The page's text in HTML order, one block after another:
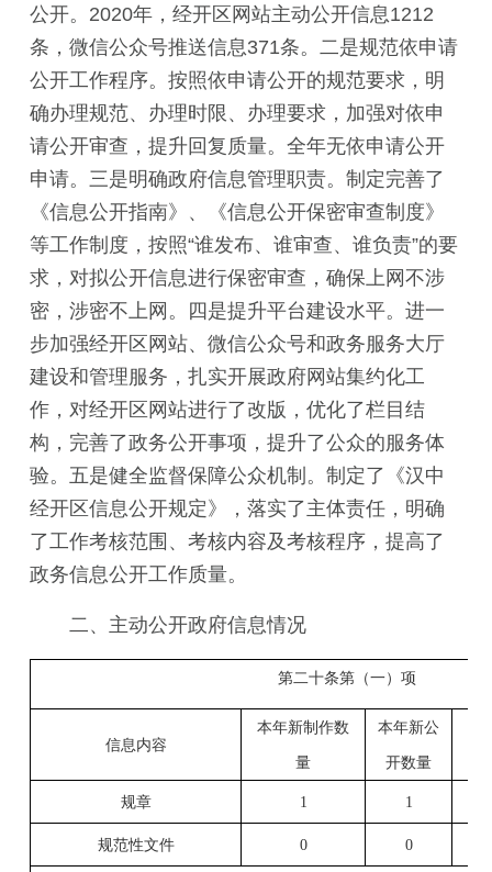
公开。2020年，经开区网站主动公开信息1212
条，微信公众号推送信息371条。二是规范依申请
公开工作程序。按照依申请公开的规范要求，明
确办理规范、办理时限、办理要求，加强对依申
请公开审查，提升回复质量。全年无依申请公开
申请。三是明确政府信息管理职责。制定完善了
《信息公开指南》、《信息公开保密审查制度》
等工作制度，按照“谁发布、谁审查、谁负责”的要
求，对拟公开信息进行保密审查，确保上网不涉
密，涉密不上网。四是提升平台建设水平。进一
步加强经开区网站、微信公众号和政务服务大厅
建设和管理服务，扎实开展政府网站集约化工
作，对经开区网站进行了改版，优化了栏目结
构，完善了政务公开事项，提升了公众的服务体
验。五是健全监督保障公众机制。制定了《汉中
经开区信息公开规定》，落实了主体责任，明确
了工作考核范围、考核内容及考核程序，提高了
政务信息公开工作质量。
二、主动公开政府信息情况
第二十条第（一）项
信息内容
本年新制作数
量
本年新公
开数量
规章 1 1
规范性文件 0 0